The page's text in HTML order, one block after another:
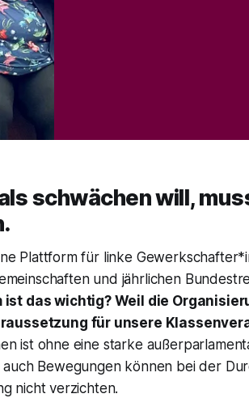
schwächen will,
Plattform für linke
und jährlichen
ist das wichtig? Weil die
für unsere
ist ohne eine starke
Bewegungen können bei der
nicht verzichten.